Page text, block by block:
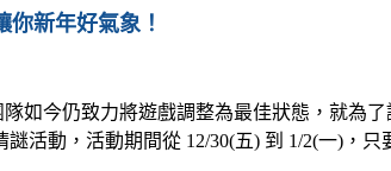
新年好氣象！
如今仍致力將遊戲調整為最佳狀態，就為
謎活動，活動期間從 12/30(五) 到 1/2(一) ，